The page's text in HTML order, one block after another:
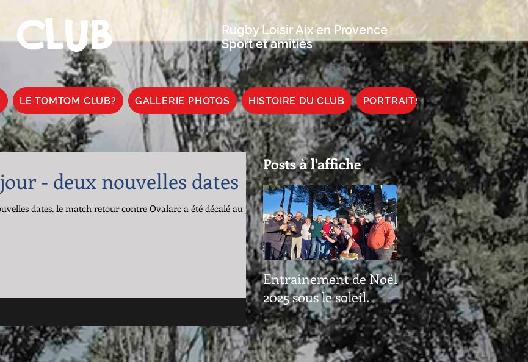
Rugby Loisir Aix en Provence
Sport et amitiés
LE TOMTOM CLUB? GALLERIE PHOTOS HISTOIRE DU CLUB PORTRAITS DE JOUEUR
- deux nouvelles dates
dates. le match retour contre Ovalarc a été décalé au 3
Posts à l'affiche
Entrainement de Noël
2025 sous le soleil.